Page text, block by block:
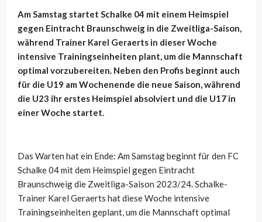
Am Samstag startet Schalke 04 mit einem Heimspiel
gegen Eintracht Braunschweig in die Zweitliga-Saison,
während Trainer Karel Geraerts in dieser Woche
intensive Trainingseinheiten plant, um die Mannschaft
optimal vorzubereiten. Neben den Profis beginnt auch
für die U19 am Wochenende die neue Saison, während
die U23 ihr erstes Heimspiel absolviert und die U17 in
einer Woche startet.
Das Warten hat ein Ende: Am Samstag beginnt für den FC
Schalke 04 mit dem Heimspiel gegen Eintracht
Braunschweig die Zweitliga-Saison 2023/24. Schalke-
Trainer Karel Geraerts hat diese Woche intensive
Trainingseinheiten geplant, um die Mannschaft optimal